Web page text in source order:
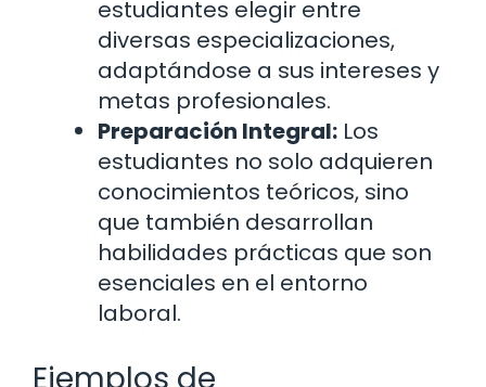
estudiantes elegir entre
diversas especializaciones,
adaptándose a sus intereses y
metas profesionales.
Preparación Integral: Los
estudiantes no solo adquieren
conocimientos teóricos, sino
que también desarrollan
habilidades prácticas que son
esenciales en el entorno
laboral.